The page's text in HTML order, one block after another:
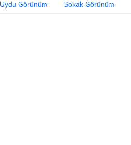
Uydu Görünüm Sokak Görünüm